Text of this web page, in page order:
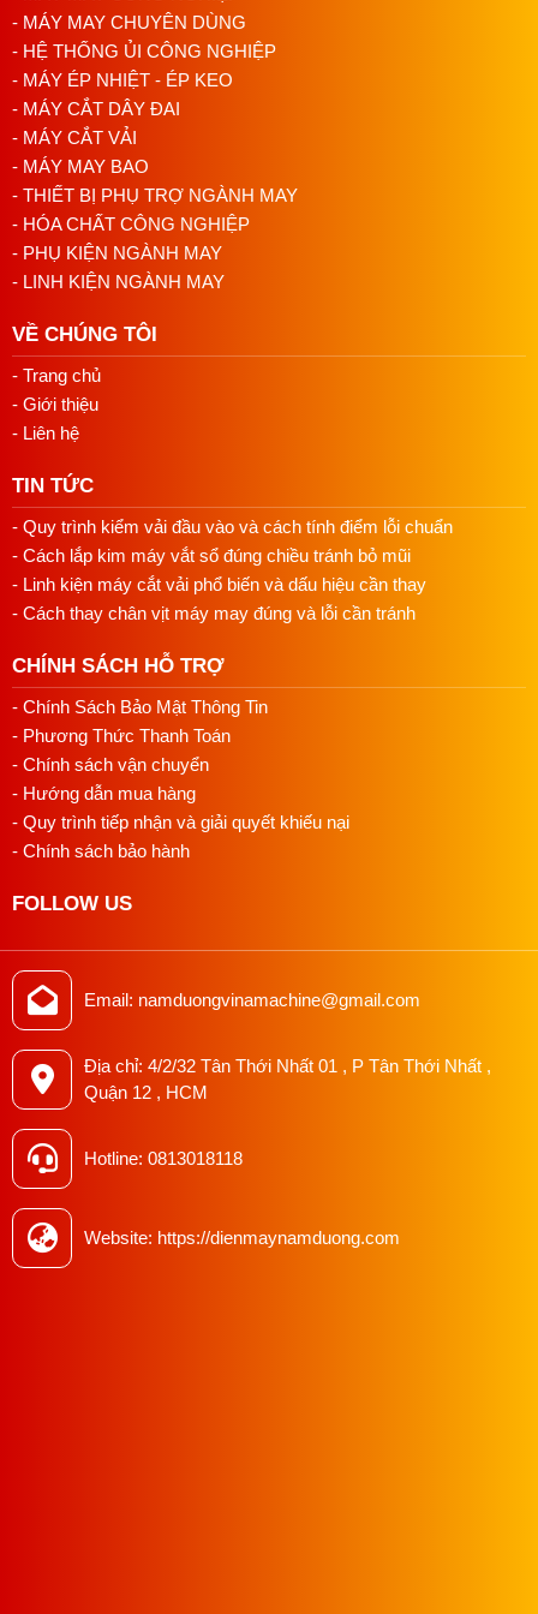
Ứng dụng của máy khâu bao Đài Loan
Đóng gói nông sản như đóng gói gạo, đóng gói bao
thóc, đóng bao ngô, đóng bao khoai sắn..vv..
Đóng bao linh phụ kiện các loại
Đóng gói bao bì các loại: bao xi măng, đóng bao thực
phẩm gia súc, phân bón, đóng gói bột, hóa chất..
Ngoài ra máy may bao công nghiệp còn có thể may
khâu túi các loại…
- Máy có kích thước nhỏ gọn, chỉ nặng khoảng 3 kg nên rất
dễ cầm, phụ nữ cũng có thể thao tác dễ dàng. Máy có động
cơ kín, chống bụi an toàn. Chân vịt và mũi kim của máy
dàng mà không lo kim bị gãy
- Máy may bao công nghiệp có tốc độ may lên đến 10m mỗi
phút. Vì vậy mang lại cao cho người sử dụng khi giúp cho
hoàn thành công việc môt cách nhanh chóng, tiết kiệm thời
gian, công sức. Thích hợp cho khâu miệng bao xi măng,
nhựa, và các loại vải, lưới cho nông nghiệp, thùng carton,…
- Đường khâu miệng bao chắc chắn, thẩm mỹ cao. Đặc biệt
hoạt động rất ổn định ít hư hỏng giúp tiết kiệm tiền bạc và
thời gian của người sử dụng. Máy là một sản phẩm
============>>>>>>>>>> Xem thêm
Loan Kachi một kim một chỉ tại Nam Dương
29/07/2026 09:14 AM
- MÁY MAY CHUYÊN DÙNG
- HỆ THỐNG ỦI CÔNG NGHIỆP
- MÁY ÉP NHIỆT - ÉP KEO
- MÁY CẮT DÂY ĐAI
- MÁY CẮT VẢI
- MÁY MAY BAO
- THIẾT BỊ PHỤ TRỢ NGÀNH MAY
- HÓA CHẤT CÔNG NGHIỆP
- PHỤ KIỆN NGÀNH MAY
- LINH KIỆN NGÀNH MAY
VỀ CHÚNG TÔI
- Trang chủ
- Giới thiệu
- Liên hệ
TIN TỨC
- Quy trình kiểm vải đầu vào và cách tính điểm lỗi chuẩn
- Cách lắp kim máy vắt sổ đúng chiều tránh bỏ mũi
- Linh kiện máy cắt vải phổ biến và dấu hiệu cần thay
- Cách thay chân vịt máy may đúng và lỗi cần tránh
CHÍNH SÁCH HỖ TRỢ
- Chính Sách Bảo Mật Thông Tin
- Phương Thức Thanh Toán
- Chính sách vận chuyển
- Hướng dẫn mua hàng
- Quy trình tiếp nhận và giải quyết khiếu nại
- Chính sách bảo hành
FOLLOW US
Email: namduongvinamachine@gmail.com
Địa chỉ: 4/2/32 Tân Thới Nhất 01 , P Tân Thới Nhất ,
Quận 12 , HCM
Hotline: 0813018118
Website: https://dienmaynamduong.com